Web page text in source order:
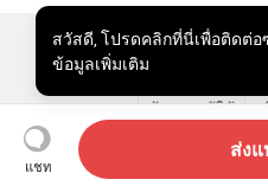
5 ความกว้างของพัลส์พลังงาน : 1-
1 ตัวส่งและตัวรับ
แชท
ส่ง
สวัสดี,โปรดคลิกที่นี่เพื่อติดต่อ
ข้อมูลเพิ่มเติม
ผลิตภัณฑ์ยอดนิยม สินค้ายอด
ซองจดหมาย
ข้อตกลงผู้ใช้ น
Copyright © 2026 Focus